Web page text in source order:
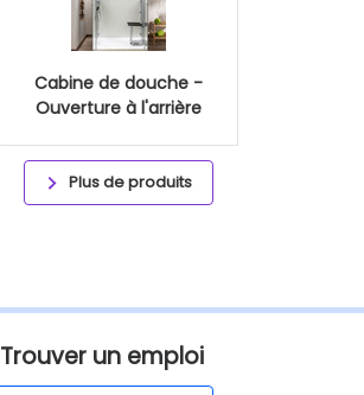
Cabine de douche -
Ouverture à l'arrière
Plus de produits
Trouver un emploi